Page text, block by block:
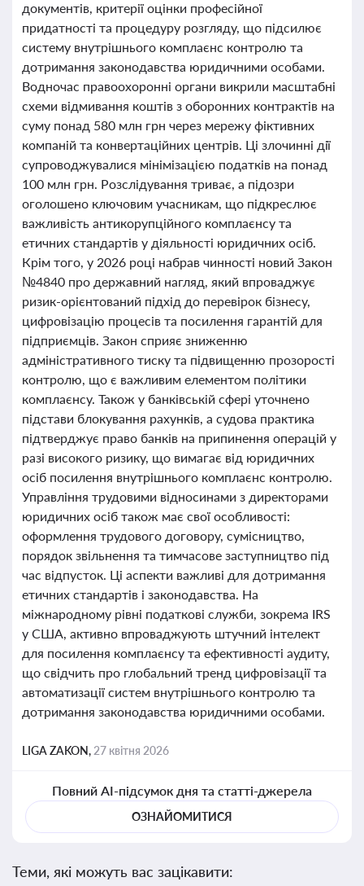
документів, критерії оцінки професійної
придатності та процедуру розгляду, що підсилює
систему внутрішнього комплаєнс контролю та
дотримання законодавства юридичними особами.
Водночас правоохоронні органи викрили масштабні
схеми відмивання коштів з оборонних контрактів на
суму понад 580 млн грн через мережу фіктивних
компаній та конвертаційних центрів. Ці злочинні дії
супроводжувалися мінімізацією податків на понад
100 млн грн. Розслідування триває, а підозри
оголошено ключовим учасникам, що підкреслює
важливість антикорупційного комплаєнсу та
етичних стандартів у діяльності юридичних осіб.
Крім того, у 2026 році набрав чинності новий Закон
№4840 про державний нагляд, який впроваджує
ризик-орієнтований підхід до перевірок бізнесу,
цифровізацію процесів та посилення гарантій для
підприємців. Закон сприяє зниженню
адміністративного тиску та підвищенню прозорості
контролю, що є важливим елементом політики
комплаєнсу. Також у банківській сфері уточнено
підстави блокування рахунків, а судова практика
підтверджує право банків на припинення операцій у
разі високого ризику, що вимагає від юридичних
осіб посилення внутрішнього комплаєнс контролю.
Управління трудовими відносинами з директорами
юридичних осіб також має свої особливості:
оформлення трудового договору, сумісництво,
порядок звільнення та тимчасове заступництво під
час відпусток. Ці аспекти важливі для дотримання
етичних стандартів і законодавства. На
міжнародному рівні податкові служби, зокрема IRS
у США, активно впроваджують штучний інтелект
для посилення комплаєнсу та ефективності аудиту,
що свідчить про глобальний тренд цифровізації та
автоматизації систем внутрішнього контролю та
дотримання законодавства юридичними особами.
LIGA ZAKON, 27 квітня 2026
Повний AI-підсумок дня та статті-джерела
ОЗНАЙОМИТИСЯ
Теми, які можуть вас зацікавити: